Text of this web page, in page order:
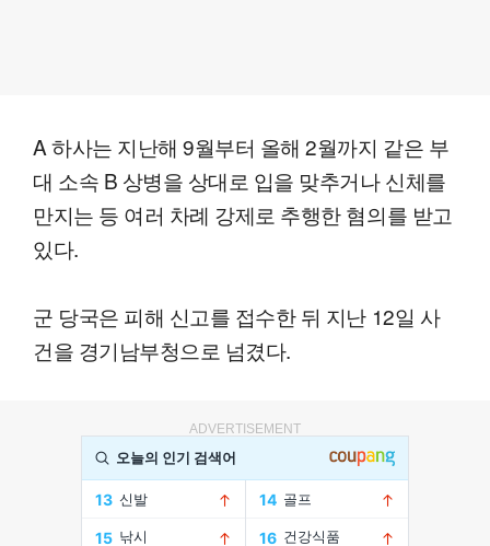
A 하사는 지난해 9월부터 올해 2월까지 같은 부
대 소속 B 상병을 상대로 입을 맞추거나 신체를
만지는 등 여러 차례 강제로 추행한 혐의를 받고
있다.
군 당국은 피해 신고를 접수한 뒤 지난 12일 사
건을 경기남부청으로 넘겼다.
ADVERTISEMENT